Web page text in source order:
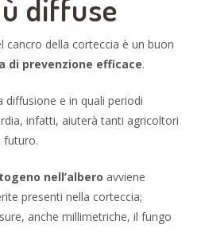
diffuse
cancro della corteccia è un buon
di prevenzione efficace.
diffusione e in quali periodi
infatti, aiuterà tanti agricoltori
futuro.
nell’albero avviene
presenti nella corteccia;
anche millimetriche, il fungo